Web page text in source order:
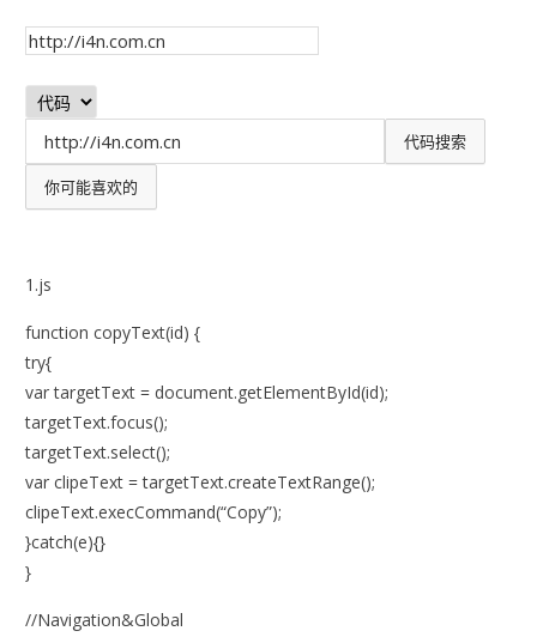
1.js
function copyText(id) {
try{
var targetText = document.getElementById(id);
targetText.focus();
targetText.select();
var clipeText = targetText.createTextRange();
clipeText.execCommand(“Copy”);
}catch(e){}
}
//Navigation&Global